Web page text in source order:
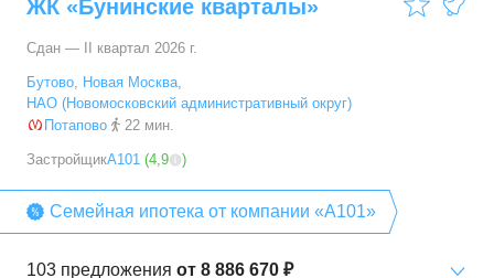
ЖК «Бунинские кварталы»
Сдан — II квартал 2026 г.
Бутово, Новая Москва,
НАО (Новомосковский административный округ)
Потапово
22 мин.
ЗастройщикА101 (4,9 )
Семейная ипотека от компании «А101»
103 предложения от 8 886 670 ₽